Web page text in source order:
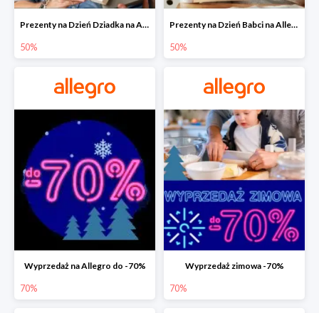
Prezenty na Dzień Dziadka na Allegro do -50%
50%
Prezenty na Dzień Babci na Allegro do -50%
50%
Wyprzedaż na Allegro do -70%
70%
Wyprzedaż zimowa -70%
70%